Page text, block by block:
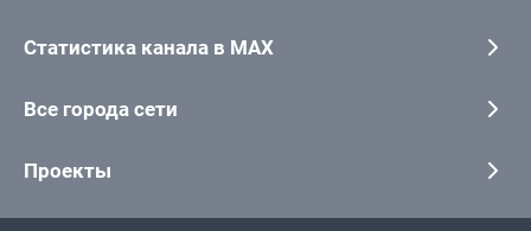
Статистика канала в MAX
Все города сети
Проекты